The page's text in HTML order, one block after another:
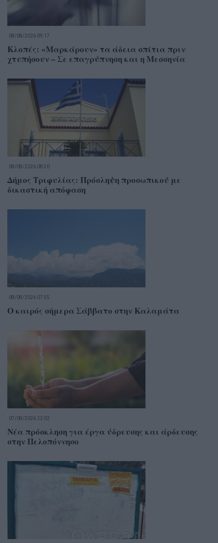
08/08/2026 09:17
Κλοπές: «Μαρκάρουν» τα άδεια σπίτια πριν
χτυπήσουν – Σε επαγρύπνηση και η Μεσσηνία
08/08/2026 08:30
Δήμος Τριφυλίας: Πρόσληψη προσωπικού με
δικαστική απόφαση
08/08/2026 07:55
Ο καιρός σήμερα Σάββατο στην Καλαμάτα
07/08/2026 22:02
Νέα πρόσκληση για έργα ύδρευσης και άρδευσης
στην Πελοπόννησο